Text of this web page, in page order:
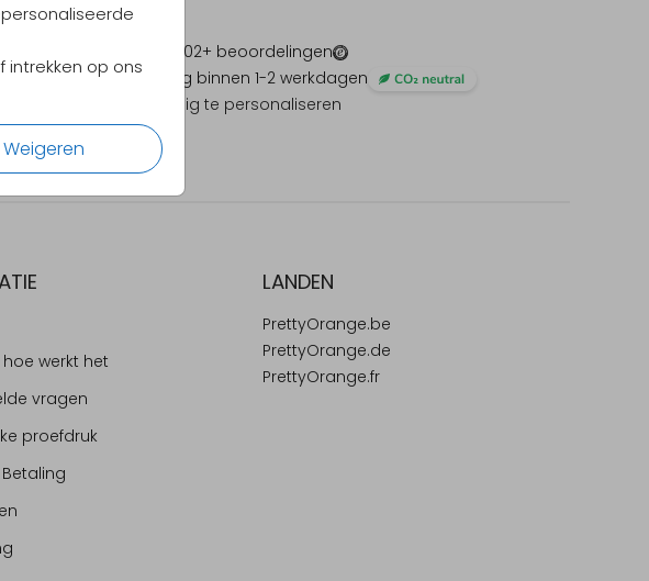
intrekken op ons
Weigeren
1202+ beoordelingen
Verzending binnen 1-2 werkdagen
Alles volledig te personaliseren
hoe werkt het
vragen
proefdruk
Betaling
LANDEN
PrettyOrange.be
PrettyOrange.de
PrettyOrange.fr